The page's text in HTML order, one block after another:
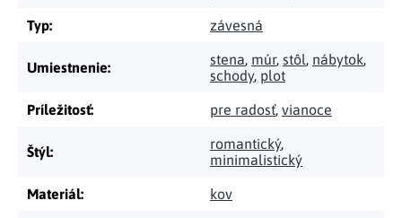
Typ: závesná
Umiestnenie: stena, múr, stôl, nábytok,
schody, plot
Príležitosť: pre radosť, vianoce
Štýl: romantický,
minimalistický
Materiál: kov